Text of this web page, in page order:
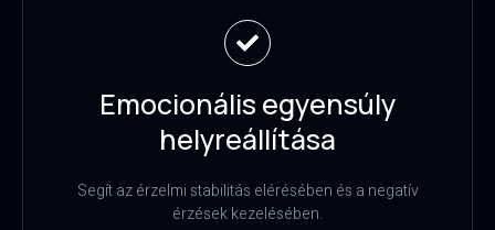
Emocionális egyensúly
helyreállítása
Segít az érzelmi stabilitás elérésében és a negatív
érzések kezelésében.